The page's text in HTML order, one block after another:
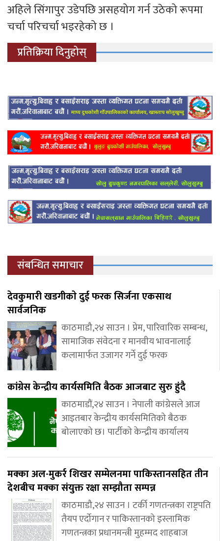
अहिले सिंगापुर उडेपछि असहयोग गर्न उठेको रूपमा
चर्चा परिचर्चा भइरहेको छ ।
प्रतिक्रिया दिनुहोस्
संबन्धित समाचार
देवकुमारी खडगीकाे दुई फरक सिर्जना एकसाथ
सार्वजनिक
काठमाडौ,२४ साउन । प्रेम, पारिवारिक सम्बन्ध,
सामाजिक संवेदना र मानवीय भावनालाई
कलामार्फत उजागर गर्ने दुई फरक
कांग्रेस केन्द्रीय कार्यसमिति बैठक आजबाट सुरु हुंदै
काठमाडौं,२४ साउन । नेपाली कांग्रेसले आज
आइतबार केन्द्रीय कार्यसमितिको बैठक
बोलाएको छ। पार्टीको केन्द्रीय कार्यालय
मक्का अल-मुकर्र शिखर सम्मेलनमा पाकिस्तानसहित तीन
देशबीच मक्का संयुक्त रक्षा सम्झौता सम्पन्न
काठमाडौ,२४ साउन । टर्की गणतन्त्रका राष्ट्रपति
तैयप एर्दोगान र पाकिस्तानको इस्लामिक
गणतन्त्रका प्रधानमन्त्री मुहम्मद शाहबाज